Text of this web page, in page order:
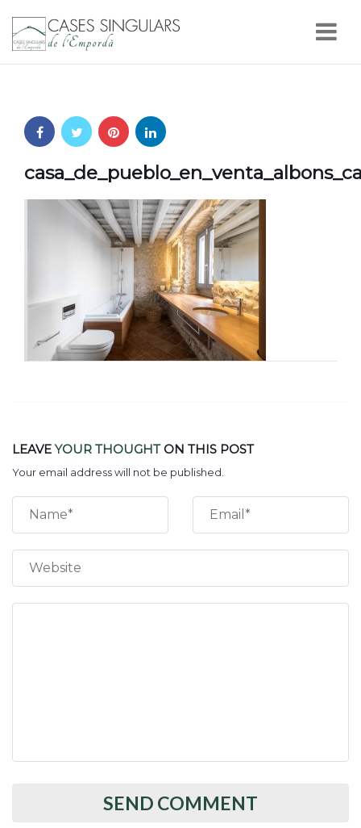
LEAVEYOUR THOUGHTON THIS POST
Your email address will not be published.